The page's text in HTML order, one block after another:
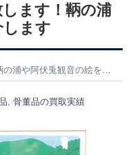
ます！鞆の浦
します
伏兎観音の絵を紹介します
骨董品の買取実績